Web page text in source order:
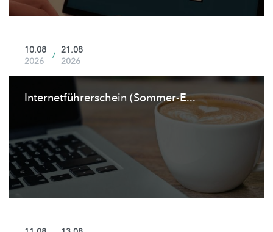
10.08
2026
/
21.08
2026
Internetführerschein (Sommer-E...